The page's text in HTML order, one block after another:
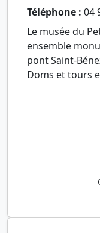
Téléphone : 04
Le musée du
ensemble
pont Saint-
Doms et tours
Papes. Le très